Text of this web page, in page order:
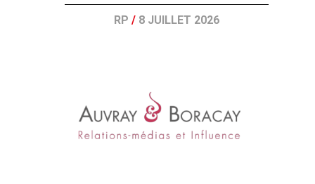
RP / 8 JUILLET 2026